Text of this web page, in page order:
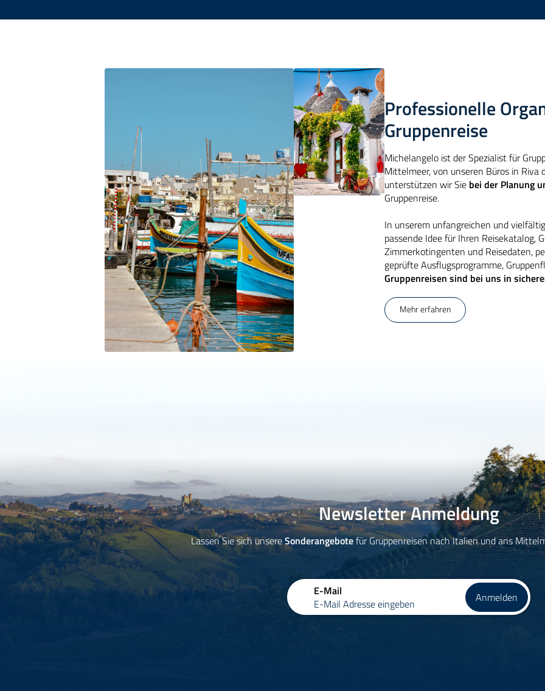
Professionelle
Gruppenreise
Michelangelo ist der Spezialist für
Mittelmeer, von unseren Büros in Riva
unterstützen wir Sie bei der Planung
Gruppenreise.
In unserem unfangreichen und
passende Idee für Ihren Reisekatalog,
Zimmerkotingenten und Reisedaten,
geprüfte Ausflugsprogramme,
Gruppenreisen sind bei uns in
Mehr erfahren
Newsletter Anmeldung
Lassen Sie sich unsereSonderangebotefür Gruppenreisen nach Italien und ans
E-Mail
E-Mail Adresse eingeben
Anmelden